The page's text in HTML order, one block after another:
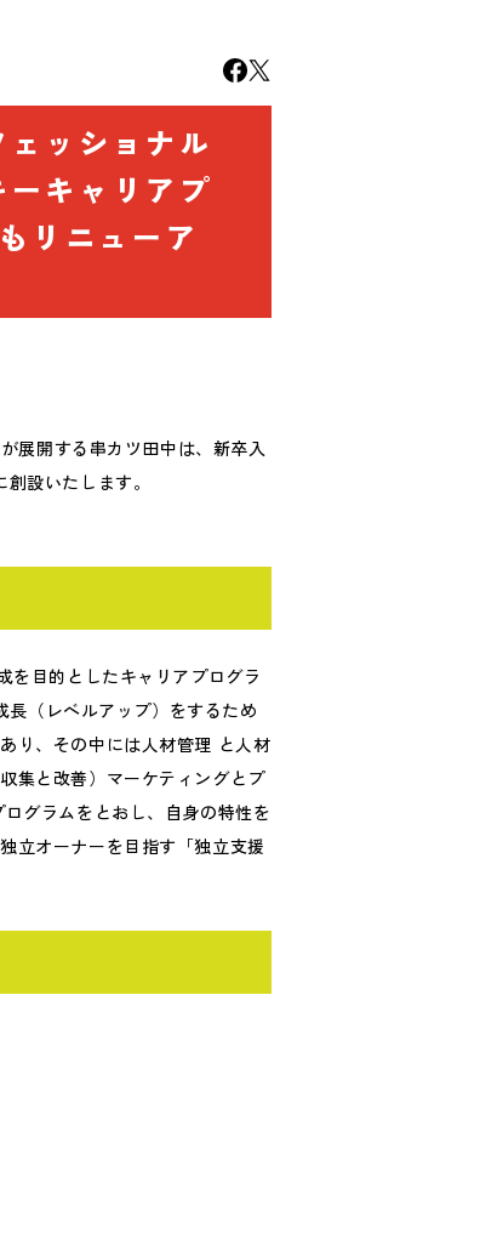
ッショナル
キャリアプ
リニューア
展開する串カツ田中は、新卒入
設いたします。
を目的としたキャリアプログラ
長（レベルアップ）をするため
り、その中には人材管理 と人材
集と改善）マーケティングとプ
グラムをとおし、自身の特性を
立オーナーを目指す「独立支援